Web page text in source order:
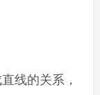
线的关系，